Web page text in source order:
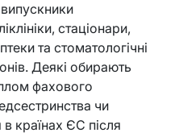
стаціонари,
та стоматологічні
Деякі обирають
фахового
чи
країнах ЄС після